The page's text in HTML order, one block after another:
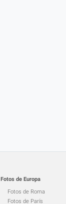
Fotos de Europa
Fotos de Roma
Fotos de París